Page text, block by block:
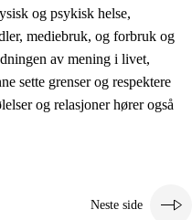
og psykisk helse,
mediebruk, og forbruk og
av mening i livet,
sette grenser og respektere
og relasjoner hører også
Neste side